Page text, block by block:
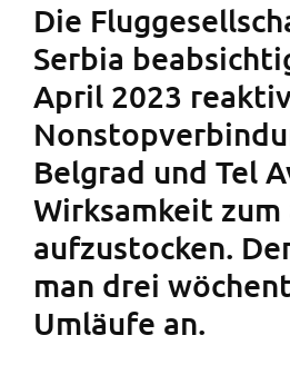
Die
Serbia
April 2023
Belgrad und Tel
Wirksamkeit zum
aufzustocken.
man drei
Umläufe an.